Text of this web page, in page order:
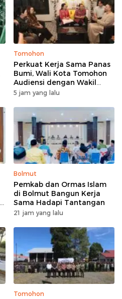
Tomohon
Perkuat Kerja Sama Panas
Bumi, Wali Kota Tomohon
Audiensi dengan Wakil
Dubes Selandia Baru
5 jam yang lalu
Bolmut
Pemkab dan Ormas Islam
di Bolmut Bangun Kerja
Sama Hadapi Tantangan
21 jam yang lalu
Tomohon